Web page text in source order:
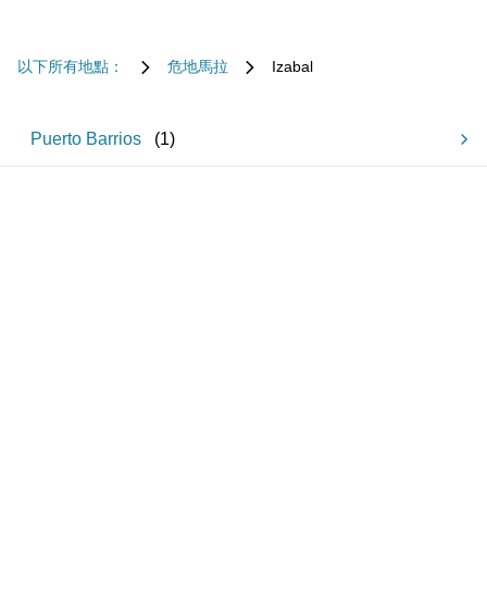
以下所有地點： 危地馬拉 Izabal
Puerto Barrios (1)